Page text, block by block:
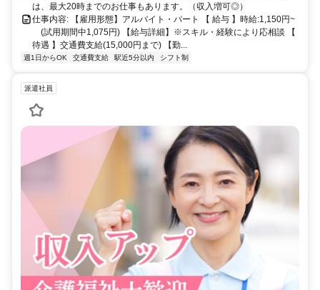
は、最大20時までのお仕事もあります。（収入増可◎）
仕事内容: 【雇用形態】アルバイト・パート 【 給与 】時給:1,150円~
(試用期間中1,075円) 【給与詳細】※スキル・経験により応相談 【
待遇 】交通費支給(15,000円まで) 【勤...
週1日からOK 交通費支給 駅近5分以内 シフト制
派遣社員